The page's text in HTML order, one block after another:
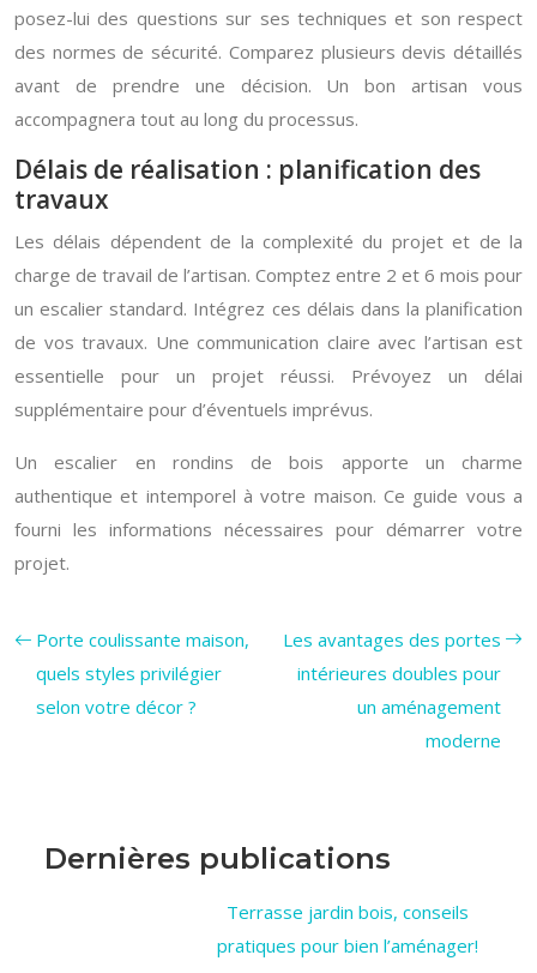
posez-lui des questions sur ses techniques et son respect
des normes de sécurité. Comparez plusieurs devis détaillés
avant de prendre une décision. Un bon artisan vous
accompagnera tout au long du processus.
Délais de réalisation : planification des
travaux
Les délais dépendent de la complexité du projet et de la
charge de travail de l’artisan. Comptez entre 2 et 6 mois pour
un escalier standard. Intégrez ces délais dans la planification
de vos travaux. Une communication claire avec l’artisan est
essentielle pour un projet réussi. Prévoyez un délai
supplémentaire pour d’éventuels imprévus.
Un escalier en rondins de bois apporte un charme
authentique et intemporel à votre maison. Ce guide vous a
fourni les informations nécessaires pour démarrer votre
projet.
Porte coulissante maison,
quels styles privilégier
selon votre décor ?
Les avantages des portes
intérieures doubles pour
un aménagement
moderne
Dernières publications
Terrasse jardin bois, conseils
pratiques pour bien l’aménager!